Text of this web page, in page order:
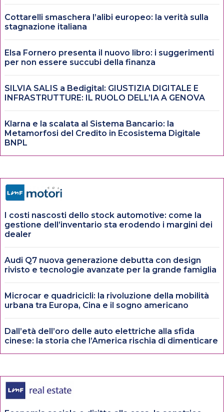
Cottarelli smaschera l’alibi europeo: la verità sulla
stagnazione italiana
Elsa Fornero presenta il nuovo libro: i suggerimenti
per non essere succubi della finanza
SILVIA SALIS a Bedigital: GIUSTIZIA DIGITALE E
INFRASTRUTTURE: IL RUOLO DELL’IA A GENOVA
Klarna e la scalata al Sistema Bancario: la
Metamorfosi del Credito in Ecosistema Digitale
BNPL
I costi nascosti dello stock automotive: come la
gestione dell’inventario sta erodendo i margini dei
dealer
Audi Q7 nuova generazione debutta con design
rivisto e tecnologie avanzate per la grande famiglia
Microcar e quadricicli: la rivoluzione della mobilità
urbana tra Europa, Cina e il sogno americano
Dall’età dell’oro delle auto elettriche alla sfida
cinese: la storia che l’America rischia di dimenticare